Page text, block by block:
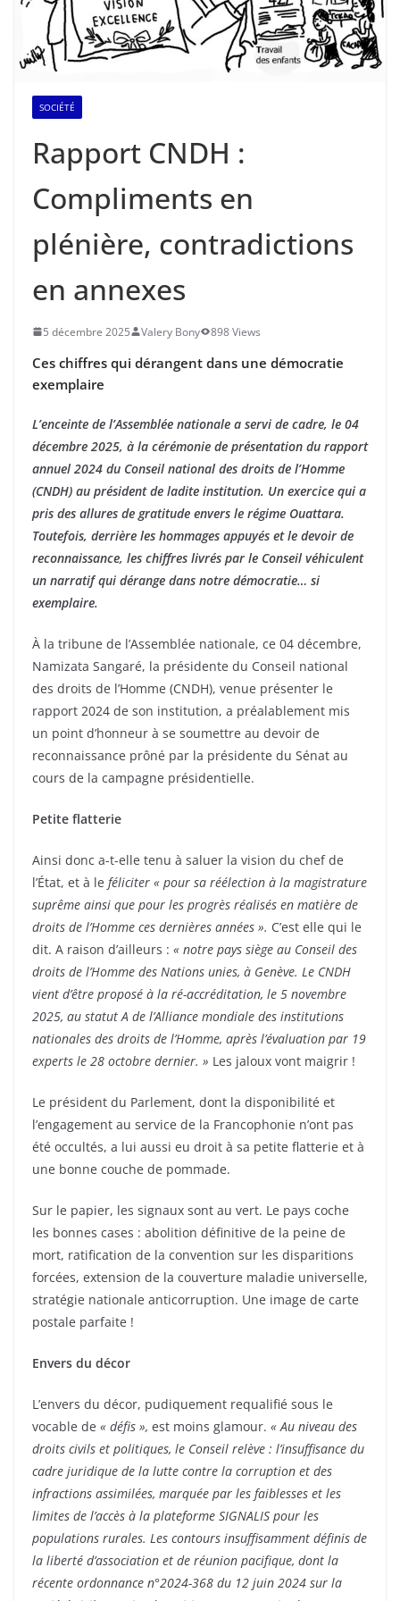
SOCIÉTÉ
Rapport CNDH :
Compliments en
plénière, contradictions
en annexes
5 décembre 2025 Valery Bony 898 Views
Ces chiffres qui dérangent dans une démocratie
exemplaire
L’enceinte de l’Assemblée nationale a servi de cadre, le 04
décembre 2025, à la cérémonie de présentation du rapport
annuel 2024 du Conseil national des droits de l’Homme
(CNDH) au président de ladite institution. Un exercice qui a
pris des allures de gratitude envers le régime Ouattara.
Toutefois, derrière les hommages appuyés et le devoir de
reconnaissance, les chiffres livrés par le Conseil véhiculent
un narratif qui dérange dans notre démocratie… si
exemplaire.
À la tribune de l’Assemblée nationale, ce 04 décembre,
Namizata Sangaré, la présidente du Conseil national
des droits de l’Homme (CNDH), venue présenter le
rapport 2024 de son institution, a préalablement mis
un point d’honneur à se soumettre au devoir de
reconnaissance prôné par la présidente du Sénat au
cours de la campagne présidentielle.
Petite flatterie
Ainsi donc a-t-elle tenu à saluer la vision du chef de
l’État, et à le féliciter « pour sa réélection à la magistrature
suprême ainsi que pour les progrès réalisés en matière de
droits de l’Homme ces dernières années ». C’est elle qui le
dit. A raison d’ailleurs : « notre pays siège au Conseil des
droits de l’Homme des Nations unies, à Genève. Le CNDH
vient d’être proposé à la ré-accréditation, le 5 novembre
2025, au statut A de l’Alliance mondiale des institutions
nationales des droits de l’Homme, après l’évaluation par 19
experts le 28 octobre dernier. » Les jaloux vont maigrir !
Le président du Parlement, dont la disponibilité et
l’engagement au service de la Francophonie n’ont pas
été occultés, a lui aussi eu droit à sa petite flatterie et à
une bonne couche de pommade.
Sur le papier, les signaux sont au vert. Le pays coche
les bonnes cases : abolition définitive de la peine de
mort, ratification de la convention sur les disparitions
forcées, extension de la couverture maladie universelle,
stratégie nationale anticorruption. Une image de carte
postale parfaite !
Envers du décor
L’envers du décor, pudiquement requalifié sous le
vocable de « défis », est moins glamour. « Au niveau des
droits civils et politiques, le Conseil relève : l’insuffisance du
cadre juridique de la lutte contre la corruption et des
infractions assimilées, marquée par les faiblesses et les
limites de l’accès à la plateforme SIGNALIS pour les
populations rurales. Les contours insuffisamment définis de
la liberté d’association et de réunion pacifique, dont la
récente ordonnance n°2024-368 du 12 juin 2024 sur la